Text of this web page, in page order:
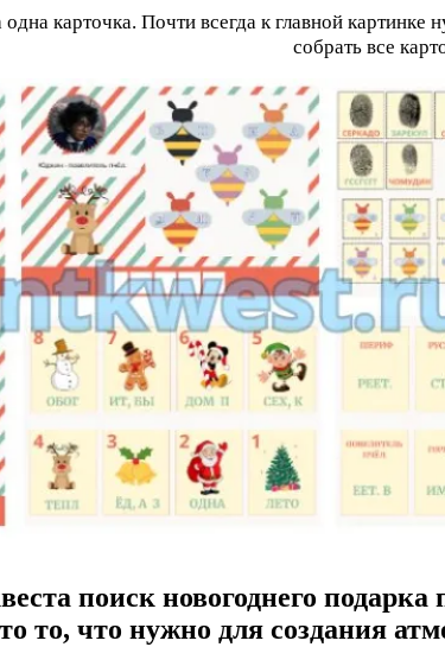
карточка. Почти всегда к главной
собрать все
поиск новогоднего
то, что нужно для создания